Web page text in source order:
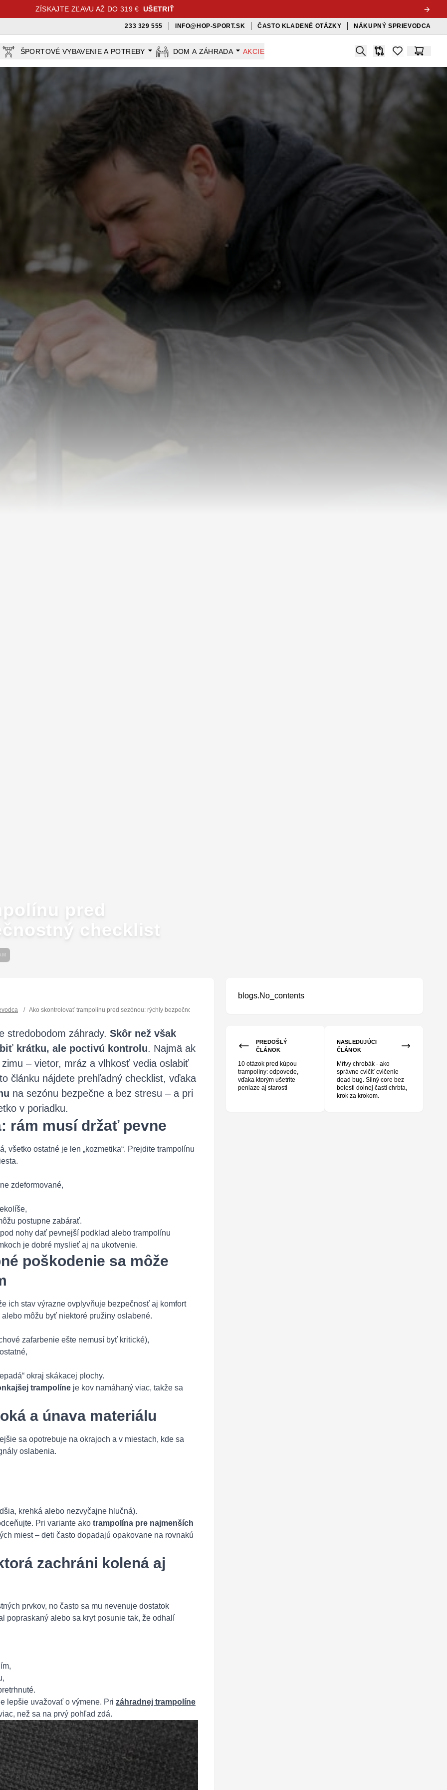
ZÍSKAJTE ZĽAVU AŽ DO 319 € UŠETRIŤ
233 329 555 INFO@HOP-SPORT.SK ČASTO KLADENÉ OTÁZKY NÁKUPNÝ SPRIEVODCA
ŠPORTOVÉ VYBAVENIE A POTREBY DOM A ZÁHRADA AKCIE Search
Porovnávač
items inKošík
pred
checklist
/ Ako skontrolovať trampolínu pred sezónou: rýchly bezpečnostný checklist
stredobodom záhrady. Skôr než však
krátku, ale poctivú kontrolu. Najmä ak
– vietor, mráz a vlhkosť vedia oslabiť
článku nájdete prehľadný checklist, vďaka
na sezónu bezpečne a bez stresu – a pri
v poriadku.
rám musí držať pevne
všetko ostatné je len „kozmetika“. Prejdite trampolínu
zdeformované,
postupne zabárať.
nohy dať pevnejší podklad alebo trampolínu
je dobré myslieť aj na ukotvenie.
poškodenie sa môže
ich stav výrazne ovplyvňuje bezpečnosť aj komfort
môžu byť niektoré pružiny oslabené.
zafarbenie ešte nemusí byť kritické),
okraj skákacej plochy.
trampolíne je kov namáhaný viac, takže sa
a únava materiálu
sa opotrebuje na okrajoch a v miestach, kde sa
oslabenia.
krehká alebo nezvyčajne hlučná).
Pri variante ako trampolína pre najmenších
miest – deti často dopadajú opakovane na rovnakú
zachráni kolená aj
prvkov, no často sa mu nevenuje dostatok
popraskaný alebo sa kryt posunie tak, že odhalí
lepšie uvažovať o výmene. Pri záhradnej trampolíne
než sa na prvý pohľad zdá.
blogs.No_contents
PREDOŠLÝ
ČLÁNOK
10 otázok pred kúpou
trampolíny: odpovede,
vďaka ktorým ušetríte
peniaze aj starosti
NASLEDUJÚCI
ČLÁNOK
Mŕtvy chrobák - ako
správne cvičiť cvičenie
dead bug. Silný core bez
bolesti dolnej časti chrbta,
krok za krokom.